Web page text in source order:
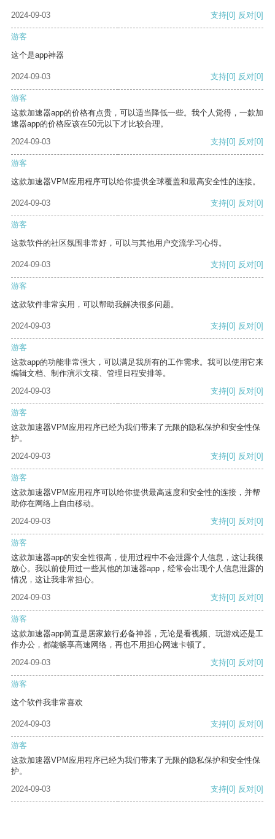
2024-09-03 支持[0] 反对[0]
游客
这个是app神器
2024-09-03 支持[0] 反对[0]
游客
这款加速器app的价格有点贵，可以适当降低一些。我个人觉得，一款加
速器app的价格应该在50元以下才比较合理。
2024-09-03
支持[0] 反对[0]
游客
这款加速器VPM应用程序可以给你提供全球覆盖和最高安全性的连接。
2024-09-03 支持[0] 反对[0]
游客
这款软件的社区氛围非常好，可以与其他用户交流学习心得。
2024-09-03 支持[0] 反对[0]
游客
这款软件非常实用，可以帮助我解决很多问题。
2024-09-03 支持[0] 反对[0]
游客
这款app的功能非常强大，可以满足我所有的工作需求。我可以使用它来
编辑文档、制作演示文稿、管理日程安排等。
2024-09-03
支持[0] 反对[0]
游客
这款加速器VPM应用程序已经为我们带来了无限的隐私保护和安全性保
护。
2024-09-03
支持[0] 反对[0]
游客
这款加速器VPM应用程序可以给你提供最高速度和安全性的连接，并帮
助你在网络上自由移动。
2024-09-03
支持[0] 反对[0]
游客
这款加速器app的安全性很高，使用过程中不会泄露个人信息，这让我很
放心。我以前使用过一些其他的加速器app，经常会出现个人信息泄露的
情况，这让我非常担心。
2024-09-03
支持[0] 反对[0]
游客
这款加速器app简直是居家旅行必备神器，无论是看视频、玩游戏还是工
作办公，都能畅享高速网络，再也不用担心网速卡顿了。
2024-09-03
支持[0] 反对[0]
游客
这个软件我非常喜欢
2024-09-03 支持[0] 反对[0]
游客
这款加速器VPM应用程序已经为我们带来了无限的隐私保护和安全性保
护。
2024-09-03
支持[0] 反对[0]